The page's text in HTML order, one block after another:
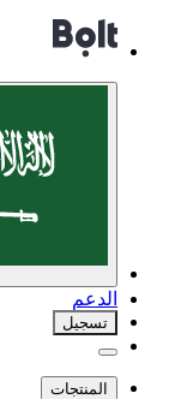
الدعم
تسجيل
المنتجات